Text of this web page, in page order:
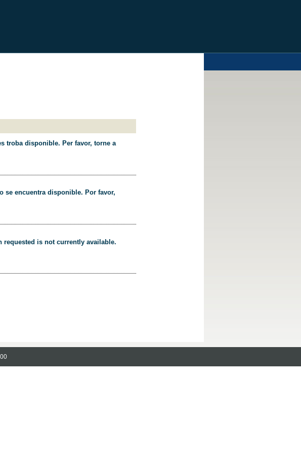
troba disponible. Per favor, torne a
se encuentra disponible. Por favor,
requested is not currently available.